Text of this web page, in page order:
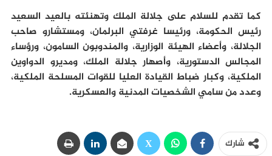
كما تقدم للسلام على جلالة الملك وتهنئته بالعيد السعيد
رئيس الحكومة، ورئيسا غرفتي البرلمان، ومستشارو صاحب
الجلالة، وأعضاء الهيئة الوزارية، والمندوبون السامون، ورؤساء
المجالس الدستورية، وأصهار جلالة الملك، ومديرو الدواوين
الملكية، وكبار ضباط القيادة العليا للقوات المسلحة الملكية،
وعدد من سامي الشخصيات المدنية والعسكرية.
شارك